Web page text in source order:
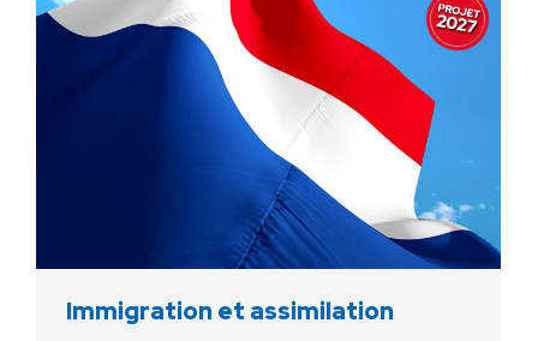
Immigration et assimilation